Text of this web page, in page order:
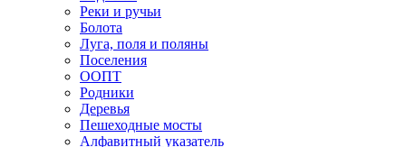
Реки и ручьи
Болота
Луга, поля и поляны
Поселения
ООПТ
Родники
Деревья
Пешеходные мосты
Алфавитный указатель